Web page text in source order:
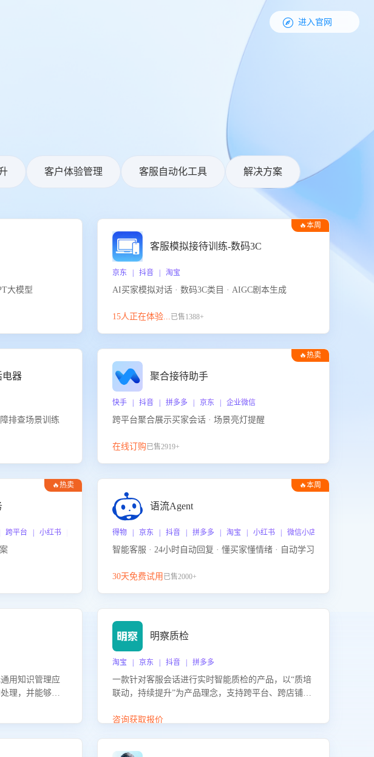
 进入官网
客户体验管理 客服自动化工具 解决方案
大模型
🔥本周
客服模拟接待训练-数码3C
京东 | 抖音 | 淘宝
AI买家模拟对话 · 数码3C类目 · AIGC剧本生成
15人正在体验...已售1388+
电器
排查场景训练
🔥热卖
聚合接待助手
快手 | 抖音 | 拼多多 | 京东 | 企业微信
跨平台聚合展示买家会话 · 场景亮灯提醒
在线订购已售2919+
🔥热卖
平台 | 小红书 | 得物 | 企业微信
🔥本周
语流Agent
得物 | 京东 | 抖音 | 拼多多 | 淘宝 | 小红书 | 微信小店 | 快手 | 唯品
智能客服 · 24小时自动回复 · 懂买家懂情绪 · 自动学习
30天免费试用 已售2000+
用知识管理应
理，并能够基
管理和利用知
明察质检
淘宝 | 京东 | 抖音 | 拼多多
一款针对客服会话进行实时智能质检的产品，以“质培
联动，持续提升”为产品理念，支持跨平台、跨店铺的
联动，持续提升客服团队的销服能力。
咨询获取报价